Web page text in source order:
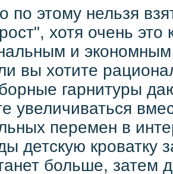
по этому нельзя
хотя очень это
и экономным
вы хотите
гарнитуры
увеличиваться
перемен в
детскую кроватку
больше, затем